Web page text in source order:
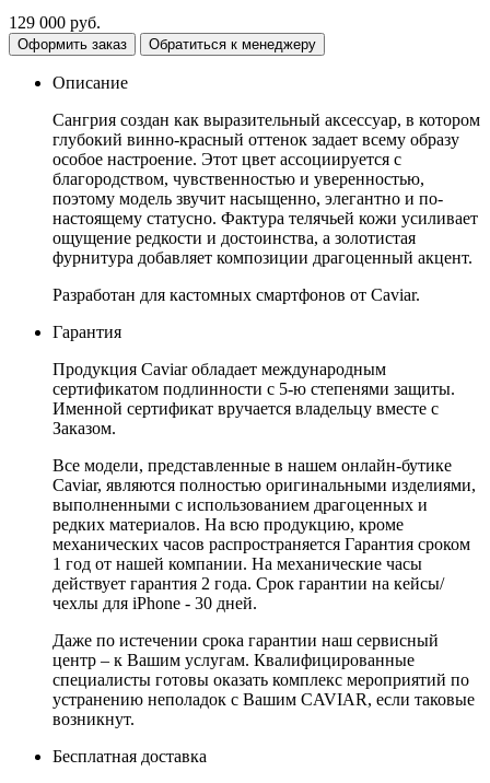
129 000 руб.
Оформить заказ Обратиться к менеджеру
Описание
Сангрия создан как выразительный аксессуар, в котором
глубокий винно-красный оттенок задает всему образу
особое настроение. Этот цвет ассоциируется с
благородством, чувственностью и уверенностью,
поэтому модель звучит насыщенно, элегантно и по-
настоящему статусно. Фактура телячьей кожи усиливает
ощущение редкости и достоинства, а золотистая
фурнитура добавляет композиции драгоценный акцент.
Разработан для кастомных смартфонов от Caviar.
Гарантия
Продукция Caviar обладает международным
сертификатом подлинности с 5-ю степенями защиты.
Именной сертификат вручается владельцу вместе с
Заказом.
Все модели, представленные в нашем онлайн-бутике
Caviar, являются полностью оригинальными изделиями,
выполненными с использованием драгоценных и
редких материалов. На всю продукцию, кроме
механических часов распространяется Гарантия сроком
1 год от нашей компании. На механические часы
действует гарантия 2 года. Срок гарантии на кейсы/
чехлы для iPhone - 30 дней.
Даже по истечении срока гарантии наш сервисный
центр – к Вашим услугам. Квалифицированные
специалисты готовы оказать комплекс мероприятий по
устранению неполадок с Вашим CAVIAR, если таковые
возникнут.
Бесплатная доставка